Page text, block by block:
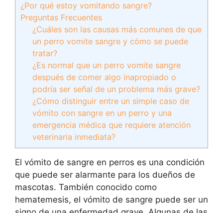
¿Por qué estoy vomitando sangre?
Preguntas Frecuentes
¿Cuáles son las causas más comunes de que
un perro vomite sangre y cómo se puede
tratar?
¿Es normal que un perro vomite sangre
después de comer algo inapropiado o
podría ser señal de un problema más grave?
¿Cómo distinguir entre un simple caso de
vómito con sangre en un perro y una
emergencia médica que requiere atención
veterinaria inmediata?
El vómito de sangre en perros es una condición
que puede ser alarmante para los dueños de
mascotas. También conocido como
hematemesis, el vómito de sangre puede ser un